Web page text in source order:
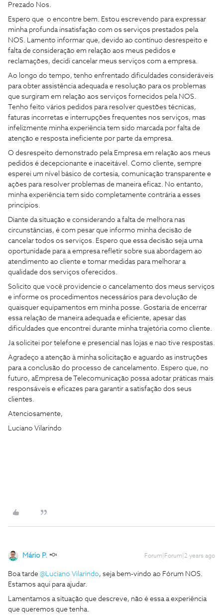
Prezado Nos.
Espero que o encontre bem. Estou escrevendo para expressar
minha profunda insatisfação com os serviços prestados pela
NOS. Lamento informar que, devido ao contínuo desrespeito e
falta de consideração em relação aos meus pedidos e
reclamações, decidi cancelar meus serviços com a empresa.
Ao longo do tempo, tenho enfrentado dificuldades consideráveis ​​
para obter assistência adequada e resolução para os problemas
que surgiram em relação aos serviços fornecidos pela NOS.
Tenho feito vários pedidos para resolver questões técnicas,
faturas incorretas e interrupções frequentes nos serviços, mas
infelizmente minha experiência tem sido marcada por falta de
atenção e resposta ineficiente por parte da empresa.
O desrespeito demonstrado pela Empresa em relação aos meus
pedidos é decepcionante e inaceitável. Como cliente, sempre
esperei um nível básico de cortesia, comunicação transparente e
ações para resolver problemas de maneira eficaz. No entanto,
minha experiência tem sido completamente contrária a esses
princípios.
Diante da situação e considerando a falta de melhora nas
circunstâncias, é com pesar que informo minha decisão de
cancelar todos os serviços. Espero que essa decisão seja uma
oportunidade para a empresa refletir sobre sua abordagem ao
atendimento ao cliente e tomar medidas para melhorar a
qualidade dos serviços oferecidos.
Solicito que você providencie o cancelamento dos meus serviços
e informe os procedimentos necessários para devolução de
quaisquer equipamentos em minha posse. Gostaria de encerrar
essa relação de maneira adequada e eficiente, apesar das
dificuldades que encontrei durante minha trajetória como cliente.
Ja solicitei por telefone e presencial nas lojas e nao tive respostas.
Agradeço a atenção à minha solicitação e aguardo as instruções
para a conclusão do processo de cancelamento. Espero que, no
futuro, aEmpresa de Telecomunicação possa adotar práticas mais
responsáveis e eficazes para garantir a satisfação dos seus
clientes.
Atenciosamente,
Luciano Vilarindo
Mário P. Forum|Forum|2 years ago
Boa tarde @Luciano Vilarindo, seja bem-vindo ao Fórum NOS.
Estamos aqui para ajudar.
Lamentamos a situação que descreve, não é essa a experiência
que queremos que tenha.